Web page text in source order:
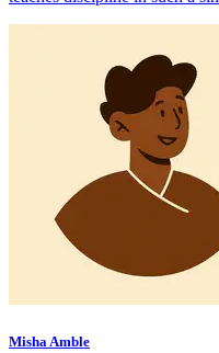
Misha Amble